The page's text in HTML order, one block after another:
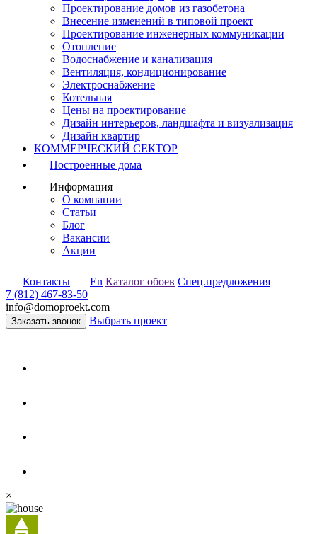
Проектирование домов из газобетона
Внесение изменений в типовой проект
Проектирование инженерных коммуникации
Отопление
Водоснабжение и канализация
Вентиляция, кондиционирование
Электроснабжение
Котельная
Цены на проектирование
Дизайн интерьеров, ландшафта и визуализация
Дизайн квартир
КОММЕРЧЕСКИЙ СЕКТОР
Построенные дома
Информация
О компании
Статьи
Блог
Вакансии
Акции
Контакты En Каталог обоев Спец.предложения
7 (812) 467-83-50
info@domoproekt.com
Заказать звонок Выбрать проект
×